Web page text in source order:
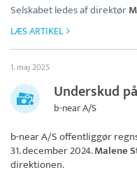
Selskabet ledes af direktør
LÆS ARTIKEL
1. maj 2025
Underskud
b-near A/S
b-near A/Soffentliggør
31. december 2024.Malene
direktionen.